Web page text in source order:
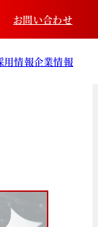
お問い合わせ
用情報企業情報